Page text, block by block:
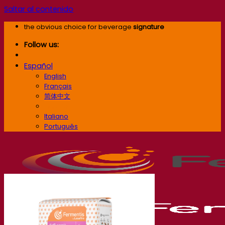
Saltar al contenido
the obvious choice for beverage signature
Follow us:
Español
English
Français
简体中文
Italiano
Português